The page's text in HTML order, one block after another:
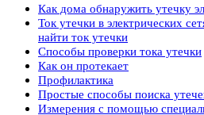
Как дома обнаружить утечку
Ток утечки в электрических
найти ток утечки
Способы проверки тока утечки
Как он протекает
Профилактика
Простые способы поиска
Измерения с помощью